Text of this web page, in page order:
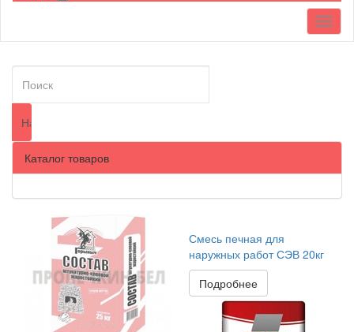
Каталог товаров
Смесь печная для
наружных работ СЭВ 20кг
Подробнее